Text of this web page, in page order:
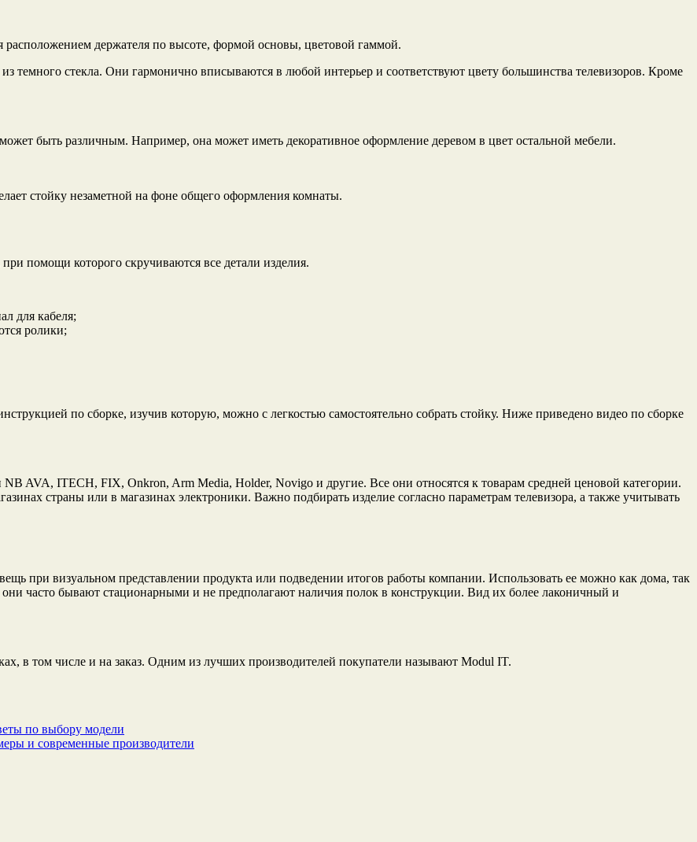
держателя по высоте, формой основы, цветовой гаммой.
темного стекла. Они гармонично вписываются в любой интерьер и соответствуют цвету большинства телевизоров. Кроме
быть различным. Например, она может иметь декоративное оформление деревом в цвет остальной мебели.
стойку незаметной на фоне общего оформления комнаты.
помощи которого скручиваются все детали изделия.
для кабеля;
ролики;
по сборке, изучив которую, можно с легкостью самостоятельно собрать стойку. Ниже приведено видео по сборке
AVA, ITECH, FIX, Onkron, Arm Media, Holder, Novigo и другие. Все они относятся к товарам средней ценовой категории.
страны или в магазинах электроники. Важно подбирать изделие согласно параметрам телевизора, а также учитывать
при визуальном представлении продукта или подведении итогов работы компании. Использовать ее можно как дома, так
часто бывают стационарными и не предполагают наличия полок в конструкции. Вид их более лаконичный и
в том числе и на заказ. Одним из лучших производителей покупатели называют Modul IT.
по выбору модели
и современные производители